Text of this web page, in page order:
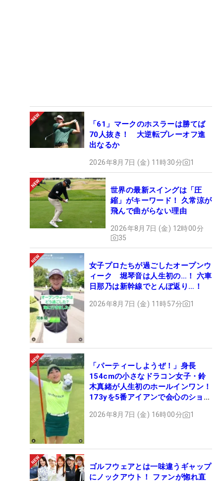
「61」マークのホスラーは勝てば
70人抜き！ 大逆転プレーオフ進
出なるか
2026年8月7日 (金) 11時30分 1
世界の最新スイングは「圧
縮」がキーワード！ 久常涼が
飛んで曲がらない理由
2026年8月7日 (金) 12時00分
35
女子プロたちが過ごしたオープンウ
ィーク 堀琴音は人生初の…！ 六車
日那乃は新幹線でとんぼ返り…！
2026年8月7日 (金) 11時57分 1
「パーティーしようぜ！」身長
154cmの小さなドラコン女子・鈴
木真緒が人生初のホールインワン！
173yを5番アイアンで会心のショッ
2026年8月7日 (金) 16時00分 1
ゴルフウェアとは一味違うギャップ
にノックアウト！ ファンが惚れ直